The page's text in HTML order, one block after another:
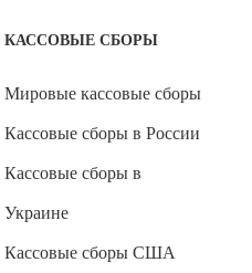
КАССОВЫЕ СБОРЫ
Мировые кассовые сборы
Кассовые сборы в России
Кассовые сборы в
Украине
Кассовые сборы США